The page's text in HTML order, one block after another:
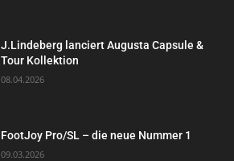
J.Lindeberg lanciert Augusta Capsule &
Tour Kollektion
08.04.2026
FootJoy Pro/SL – die neue Nummer 1
09.03.2026